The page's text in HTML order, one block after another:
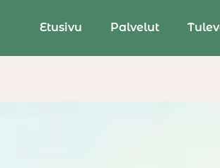
Etusivu Palvelut